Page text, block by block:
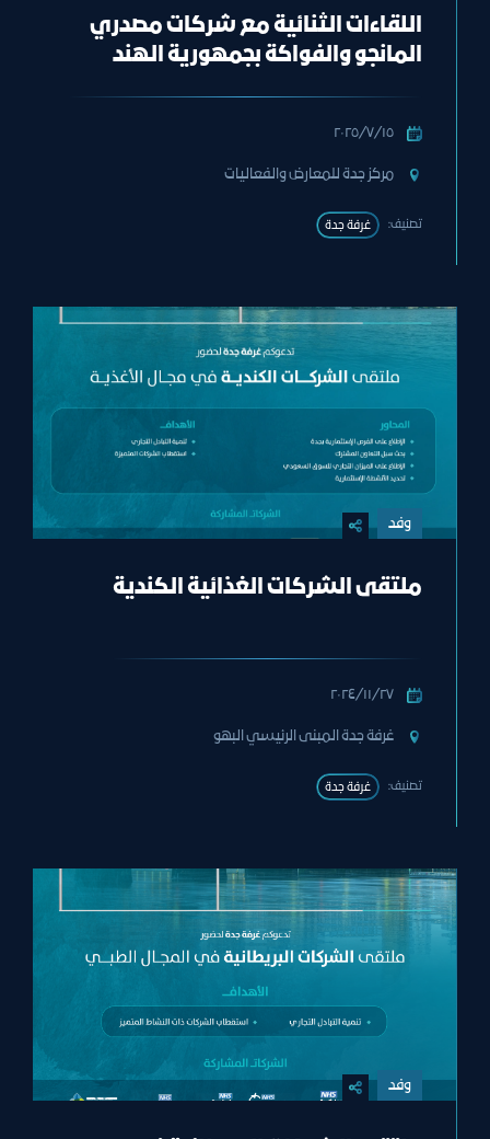
اللقاءات الثنائية مع شركات مصدري
المانجو والفواكة بجمهورية الهند
١٥‏/٧‏/٢٠٢٥
مركز جدة للمعارض والفعاليات
تصنيف: غرفة جدة
وفد
ملتقى الشركات الغذائية الكندية
٢٧‏/١١‏/٢٠٢٤
غرفة جدة المبنى الرئيسي البهو
تصنيف: غرفة جدة
وفد